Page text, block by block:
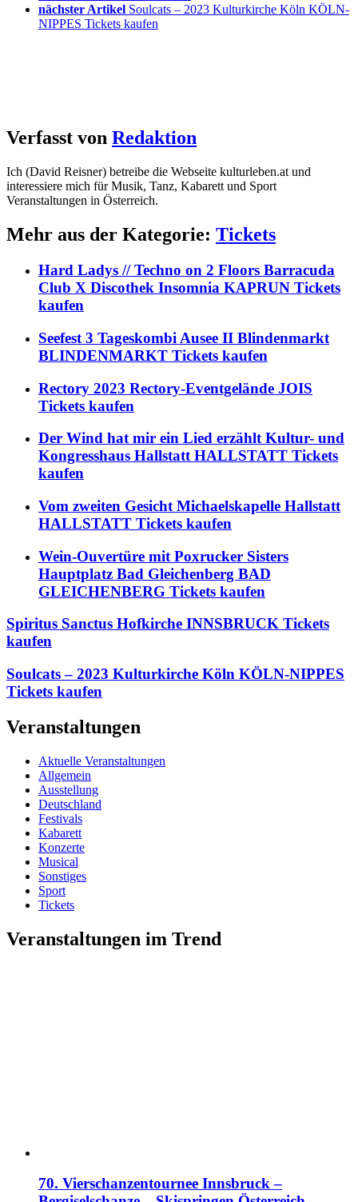
nächster Artikel Soulcats – 2023 Kulturkirche Köln KÖLN-
NIPPES Tickets kaufen
Verfasst von Redaktion
Ich (David Reisner) betreibe die Webseite kulturleben.at und
interessiere mich für Musik, Tanz, Kabarett und Sport
Veranstaltungen in Österreich.
Mehr aus der Kategorie: Tickets
Hard Ladys // Techno on 2 Floors Barracuda
Club X Discothek Insomnia KAPRUN Tickets
kaufen
Seefest 3 Tageskombi Ausee II Blindenmarkt
BLINDENMARKT Tickets kaufen
Rectory 2023 Rectory-Eventgelände JOIS
Tickets kaufen
Der Wind hat mir ein Lied erzählt Kultur- und
Kongresshaus Hallstatt HALLSTATT Tickets
kaufen
Vom zweiten Gesicht Michaelskapelle Hallstatt
HALLSTATT Tickets kaufen
Wein-Ouvertüre mit Poxrucker Sisters
Hauptplatz Bad Gleichenberg BAD
GLEICHENBERG Tickets kaufen
Spiritus Sanctus Hofkirche INNSBRUCK Tickets
kaufen
Soulcats – 2023 Kulturkirche Köln KÖLN-NIPPES
Tickets kaufen
Veranstaltungen
Aktuelle Veranstaltungen
Allgemein
Ausstellung
Deutschland
Festivals
Kabarett
Konzerte
Musical
Sonstiges
Sport
Tickets
Veranstaltungen im Trend
70. Vierschanzentournee Innsbruck –